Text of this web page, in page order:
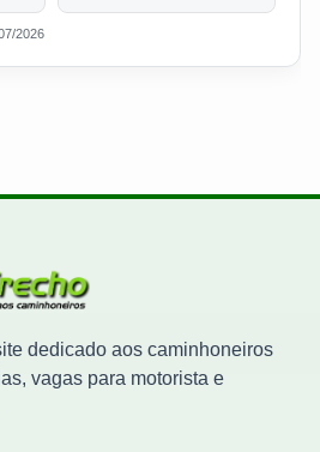
2026
dedicado aos caminhoneiros
vagas para motorista e